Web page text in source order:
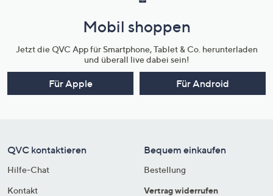
Mobil shoppen
Jetzt die QVC App für Smartphone, Tablet & Co. herunterladen
und überall live dabei sein!
Für Apple Für Android
QVC kontaktieren
Hilfe-Chat
Kontakt
Bequem einkaufen
Bestellung
Vertrag widerrufen